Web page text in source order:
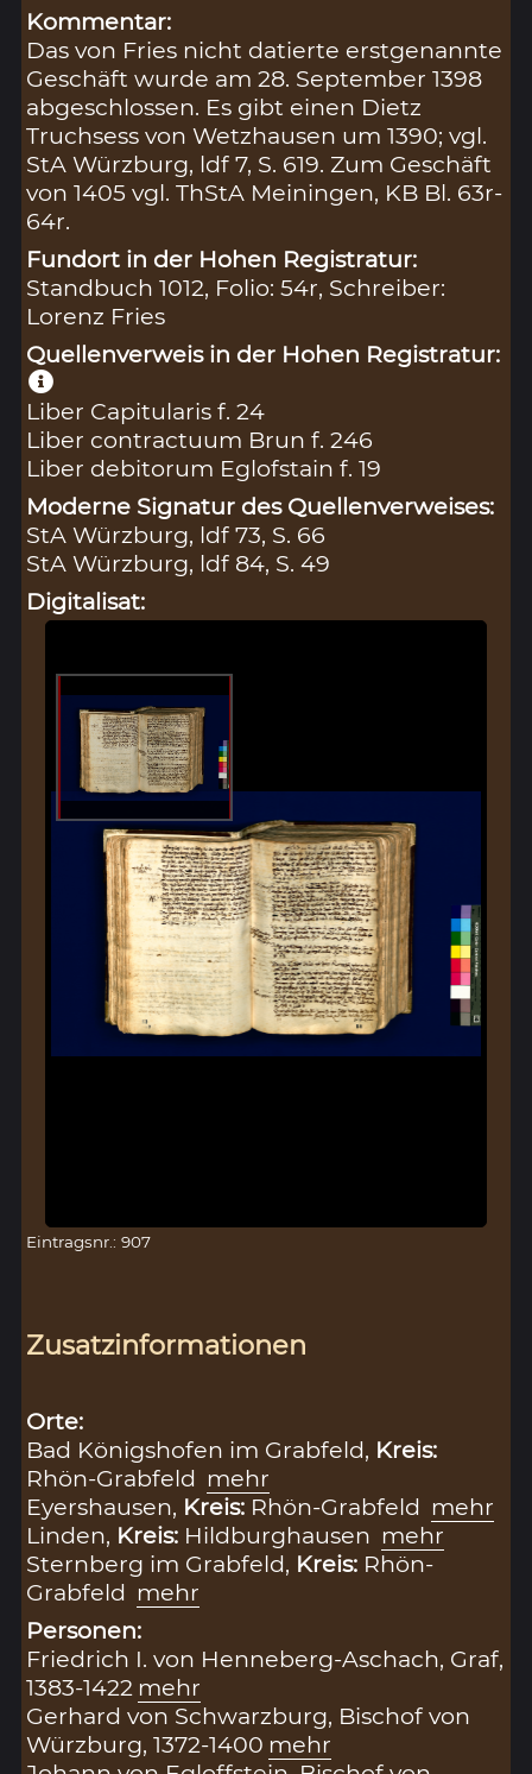
Kommentar:
Das von Fries nicht datierte erstgenannte
Geschäft wurde am 28. September 1398
abgeschlossen. Es gibt einen Dietz
Truchsess von Wetzhausen um 1390; vgl.
StA Würzburg, ldf 7, S. 619. Zum Geschäft
von 1405 vgl. ThStA Meiningen, KB Bl. 63r-
64r.
Fundort in der Hohen Registratur:
Standbuch 1012, Folio: 54r, Schreiber:
Lorenz Fries
Quellenverweis in der Hohen Registratur:
Liber Capitularis f. 24
Liber contractuum Brun f. 246
Liber debitorum Eglofstain f. 19
Moderne Signatur des Quellenverweises:
StA Würzburg, ldf 73, S. 66
StA Würzburg, ldf 84, S. 49
Digitalisat:
Eintragsnr.: 907
Zusatzinformationen
Orte:
Bad Königshofen im Grabfeld, Kreis:
Rhön-Grabfeld mehr
Eyershausen, Kreis: Rhön-Grabfeld mehr
Linden, Kreis: Hildburghausen mehr
Sternberg im Grabfeld, Kreis: Rhön-
Grabfeld mehr
Personen:
Friedrich I. von Henneberg-Aschach, Graf,
1383-1422 mehr
Gerhard von Schwarzburg, Bischof von
Würzburg, 1372-1400 mehr